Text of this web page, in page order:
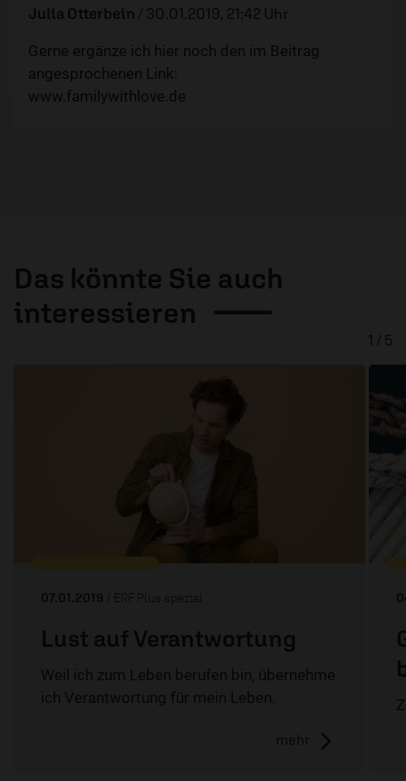
Julia Otterbein / 30.01.2019, 21:42 Uhr
Gerne ergänze ich hier noch den im Beitrag
angesprochenen Link:
www.familywithlove.de
Das könnte Sie auch
interessieren
07.01.2019 / ERF Plus spezial
Lust auf Verantwortung
Weil ich zum Leben berufen bin, übernehme
ich Verantwortung für mein Leben.
mehr
1 / 5